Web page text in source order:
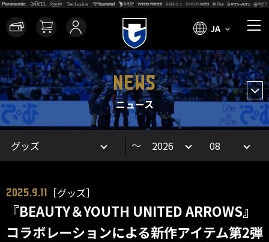
JA
NEWS
ニュース
～
2025.9.11 ［グッズ］
『BEAUTY＆YOUTH UNITED ARROWS』
コラボレーションによる新作アイテム第2弾